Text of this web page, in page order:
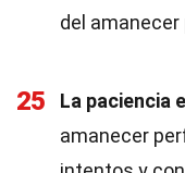
del
25 La paciencia
amanecer